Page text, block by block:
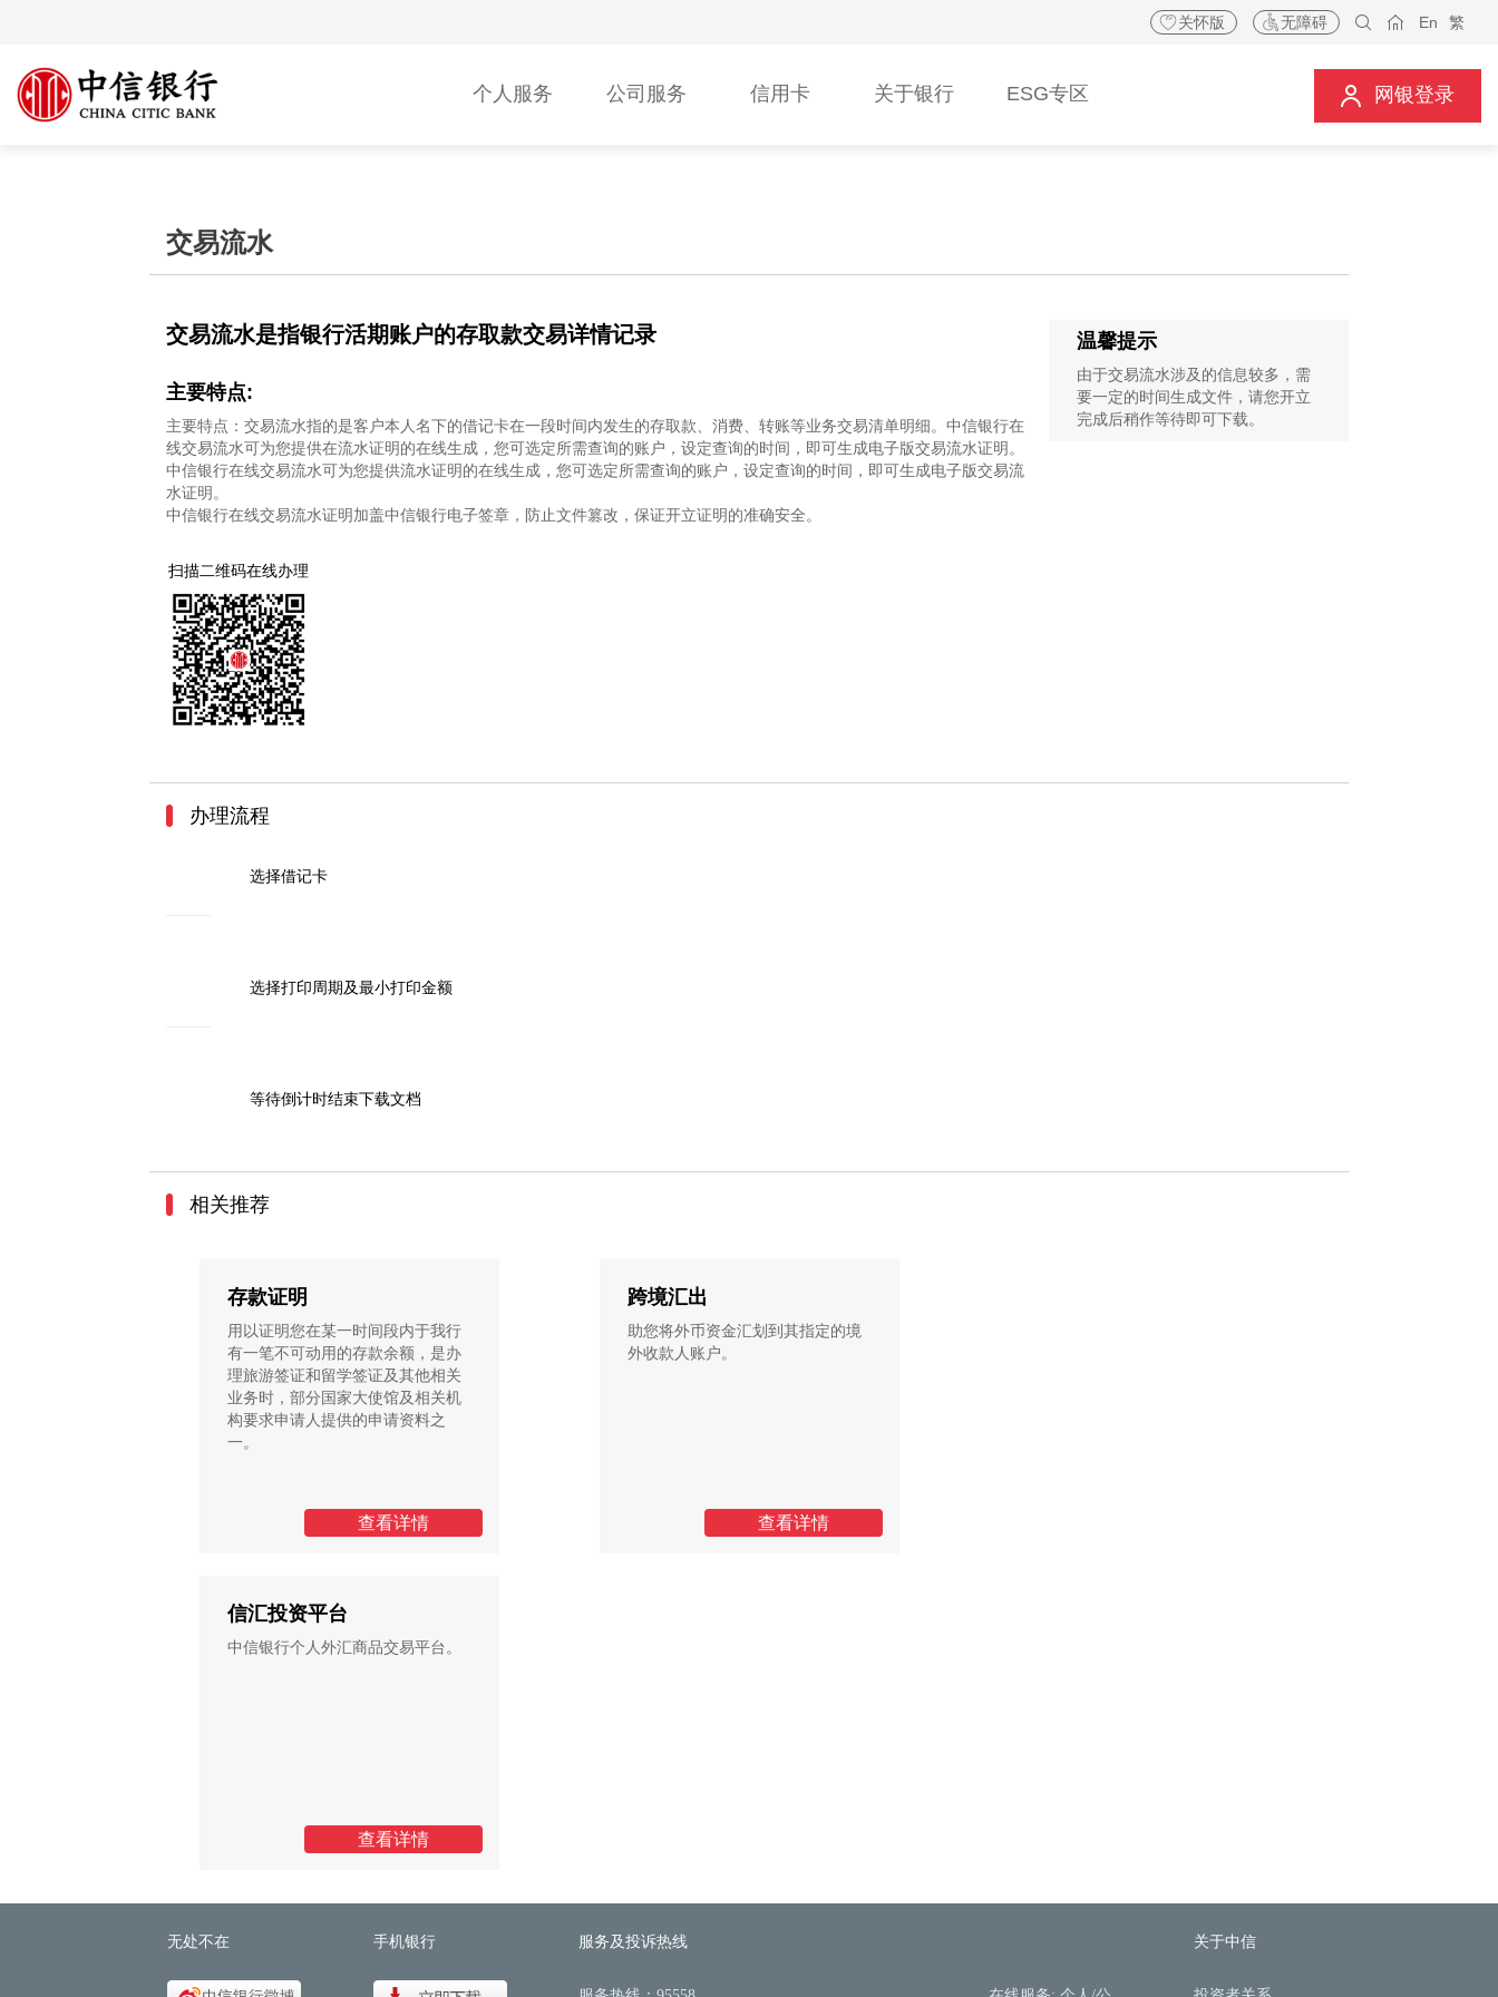
关怀版 无障碍 En 繁
网银登录
个人服务 公司服务 信用卡 关于银行 ESG专区
交易流水
交易流水是指银行活期账户的存取款交易详情记录
主要特点:
主要特点：交易流水指的是客户本人名下的借记卡在一段时间内发生的存取款、消费、转账等业务交易清单明细。中信银行在
线交易流水可为您提供在流水证明的在线生成，您可选定所需查询的账户，设定查询的时间，即可生成电子版交易流水证明。
中信银行在线交易流水可为您提供流水证明的在线生成，您可选定所需查询的账户，设定查询的时间，即可生成电子版交易流
水证明。
中信银行在线交易流水证明加盖中信银行电子签章，防止文件篡改，保证开立证明的准确安全。
扫描二维码在线办理
温馨提示
由于交易流水涉及的信息较多，需
要一定的时间生成文件，请您开立
完成后稍作等待即可下载。
办理流程
选择借记卡
选择打印周期及最小打印金额
等待倒计时结束下载文档
相关推荐
存款证明
用以证明您在某一时间段内于我行
有一笔不可动用的存款余额，是办
理旅游签证和留学签证及其他相关
业务时，部分国家大使馆及相关机
构要求申请人提供的申请资料之
一。
查看详情
跨境汇出
助您将外币资金汇划到其指定的境
外收款人账户。
查看详情
信汇投资平台
中信银行个人外汇商品交易平台。
查看详情
无处不在 手机银行 服务及投诉热线 关于中信